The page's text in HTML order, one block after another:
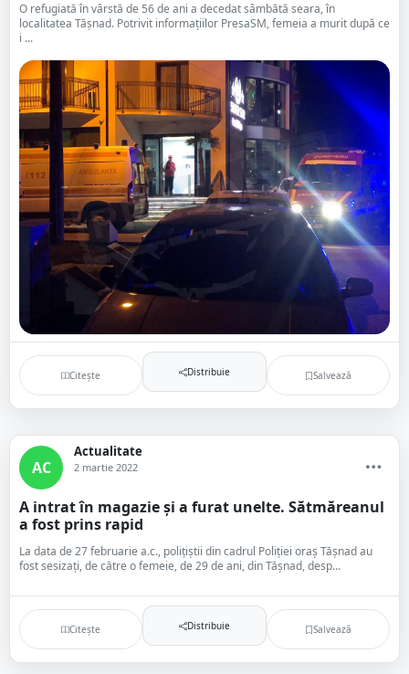
O refugiată în vârstă de 56 de ani a decedat sâmbătă seara, în
localitatea Tășnad. Potrivit informațiilor PresaSM, femeia a murit după ce
i ...
Citește Distribuie Salvează
AC
Actualitate
2 martie 2022
A intrat în magazie și a furat unelte. Sătmăreanul
a fost prins rapid
La data de 27 februarie a.c., polițiștii din cadrul Poliției oraș Tășnad au
fost sesizați, de către o femeie, de 29 de ani, din Tășnad, desp...
Citește Distribuie Salvează